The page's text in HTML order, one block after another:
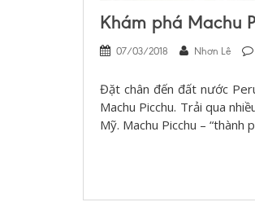
Khám phá Machu
07/03/2018 Nhơn Lê
Đặt chân đến đất nước
Machu Picchu. Trải qua
Mỹ. Machu Picchu –